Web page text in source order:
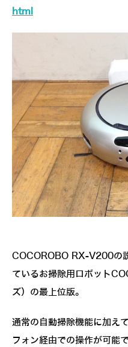
html
COCOROBO RX-V200の
ているお掃除用ロボット
ズ）の最上位版。
通常の自動掃除機能に加え
フォン経由での操作が可能で